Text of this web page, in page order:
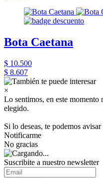
Bota Caetana
$ 10.500
$ 8.607
×
Lo sentimos, en este momento
elegido.
Si lo deseas, te podemos
Notificarme
No gracias
Suscribite a nuestro newsletter